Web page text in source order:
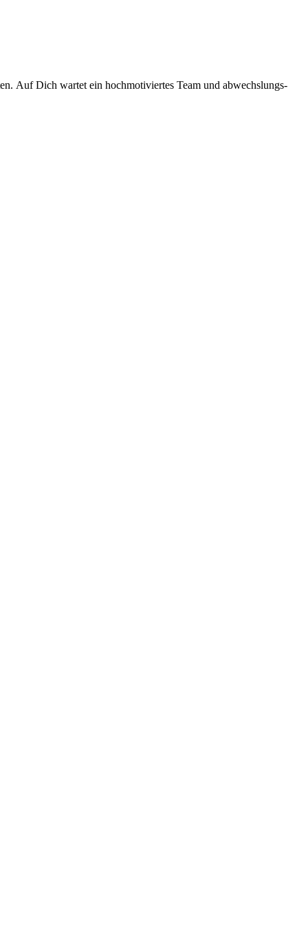
Auf Dich wartet ein hochmo­ti­viertes Team und abwechs­lungs­